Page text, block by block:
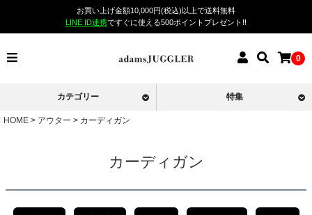
お買い上げ金額10,000円(税込)以上で送料無料
LINE ID連携ですぐに使える500ポイントプレゼント!!
0
カテゴリー 特集
HOME アウター カーディガン
カーディガン